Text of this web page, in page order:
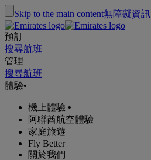
Skip to the main content無障礙資訊
預訂
搜尋航班
管理
搜尋航班
體驗•
機上體驗 •
阿聯酋航空體驗
家庭旅遊
Fly Better
關於我們